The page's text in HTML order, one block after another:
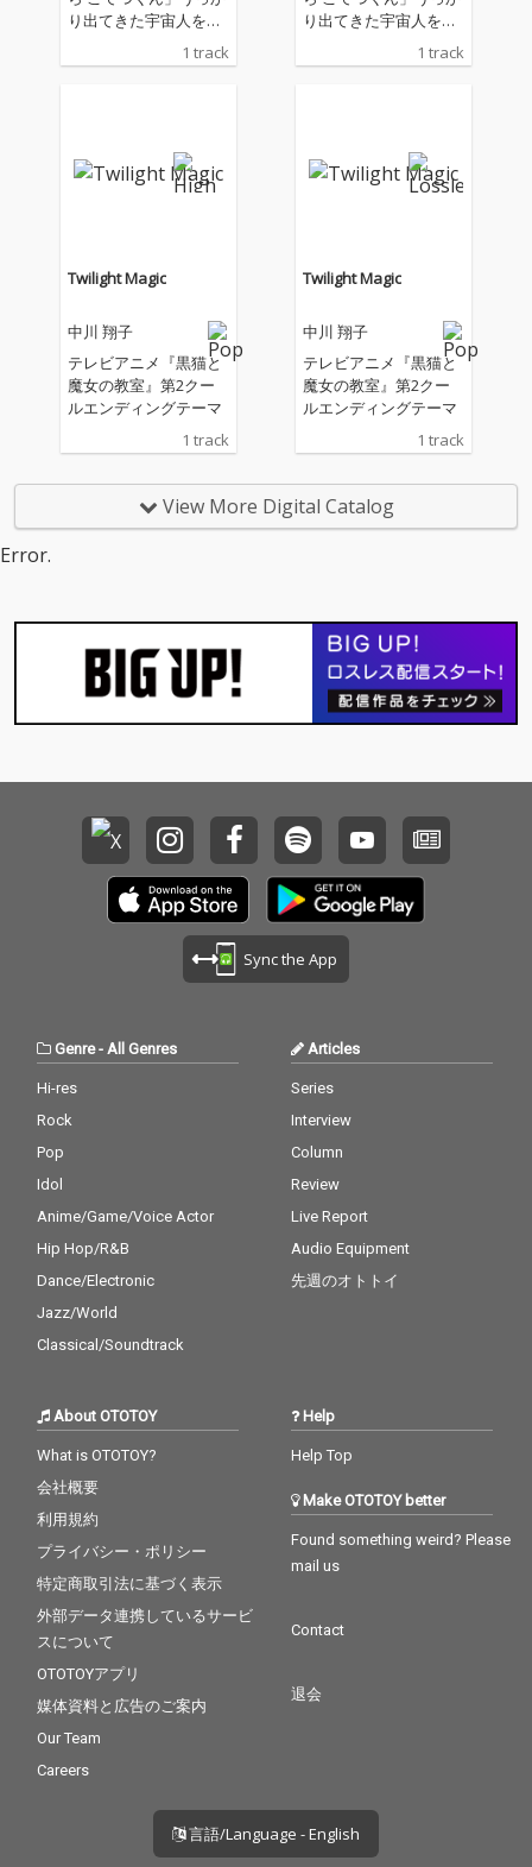
り出てきた宇宙人を探
1 track
り出てきた宇宙人を探
1 track
Twilight Magic
中川 翔子
テレビアニメ『黒猫と
魔女の教室』第2クー
ルエンディングテーマ
1 track
Twilight Magic
中川 翔子
テレビアニメ『黒猫と
魔女の教室』第2クー
ルエンディングテーマ
1 track
View More Digital Catalog
Error.
Sync the App
Genre- All Genres
Hi-res
Rock
Pop
Idol
Anime/Game/Voice Actor
Hip Hop/R&B
Dance/Electronic
Jazz/World
Classical/Soundtrack
Articles
Series
Interview
Column
Review
Live Report
Audio Equipment
先週のオトトイ
About OTOTOY
What is OTOTOY?
会社概要
利用規約
プライバシー・ポリシー
特定商取引法に基づく表示
外部データ連携しているサービ
スについて
OTOTOYアプリ
媒体資料と広告のご案内
Our Team
Careers
Help
Help Top
Make OTOTOY better
Found something weird? Please
mail us
Contact
退会
言語/Language - English